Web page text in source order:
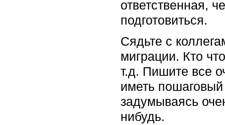
ответственная,
подготовиться.
Сядьте с
миграции. Кто
т.д. Пишите все
иметь
задумываясь
нибудь.